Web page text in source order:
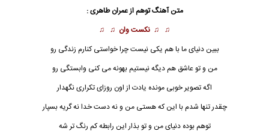
متن آهنگ توهم از عمران طاهری :
♫ ♫ نکست وان ♫ ♫
ببین دنیای ما با هم یکی نیست چرا خواستی کنارم زندگی رو
من و تو عاشق هم دیگه نیستیم بهونه می کنی وابستگی رو
اگه تصویر خوبی مونده یادت از اون روزای تکراری نگهدار
چقدر تنها شدم با این که هستی من و نه دست خدا نه گریه بسپار
توهم بوده دنیای من و تو بذار این رابطه کم رنگ تر شه